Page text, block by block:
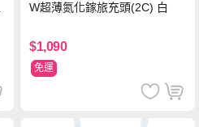
W超薄氮化鎵旅充頭(2C) 白
$1,090
免運